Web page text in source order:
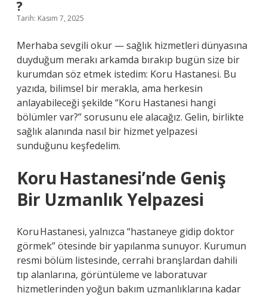
?
Tarih: Kasım 7, 2025
Merhaba sevgili okur — sağlık hizmetleri dünyasına
duyduğum merakı arkamda bırakıp bugün size bir
kurumdan söz etmek istedim: Koru Hastanesi. Bu
yazıda, bilimsel bir merakla, ama herkesin
anlayabileceği şekilde “Koru Hastanesi hangi
bölümler var?” sorusunu ele alacağız. Gelin, birlikte
sağlık alanında nasıl bir hizmet yelpazesi
sunduğunu keşfedelim.
Koru Hastanesi’nde Geniş
Bir Uzmanlık Yelpazesi
Koru Hastanesi, yalnızca “hastaneye gidip doktor
görmek” ötesinde bir yapılanma sunuyor. Kurumun
resmi bölüm listesinde, cerrahi branşlardan dahili
tıp alanlarına, görüntüleme ve laboratuvar
hizmetlerinden yoğun bakım uzmanlıklarına kadar